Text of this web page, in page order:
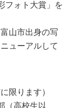
フォト大賞」を
山市出身の写
ューアルして
限ります）
（高校生以